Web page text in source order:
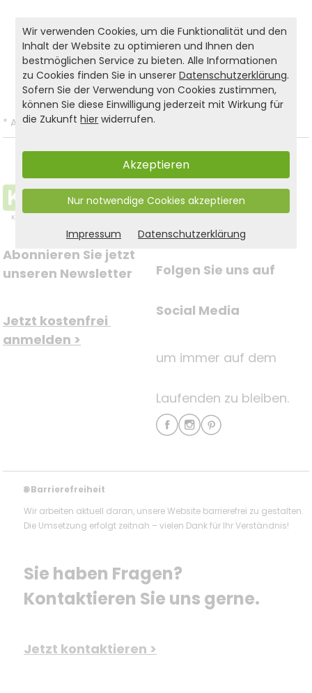
Produkt- und Sicherheitshinweise:
Zurück zur Liste
* Alle Preise inkl. gesetzl. MwSt. und zzgl.
Abonnieren Sie jetzt
unseren Newsletter
Jetzt kostenfrei
anmelden >
Folgen Sie uns auf
Social Media
um immer auf dem
Laufenden zu bleiben.
🌐Barrierefreiheit
Wir arbeiten aktuell daran, unsere Website barrierefrei zu gestalten.
Die Umsetzung erfolgt zeitnah – vielen Dank für Ihr Verständnis!
Sie haben Fragen?
Kontaktieren Sie uns gerne.
Jetzt kontaktieren >
Wir verwenden Cookies, um die Funktionalität und den
Inhalt der Website zu optimieren und Ihnen den
bestmöglichen Service zu bieten. Alle Informationen
zu Cookies finden Sie in unsererDatenschutzerklärung.
Sofern Sie der Verwendung von Cookies zustimmen,
können Sie diese Einwilligung jederzeit mit Wirkung für
die Zukunfthier widerrufen.
Akzeptieren
Nur notwendige Cookies akzeptieren
Impressum Datenschutzerklärung